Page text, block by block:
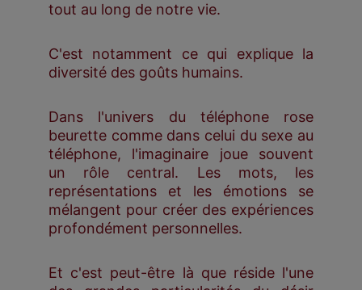
tout au long de notre vie.
C'est notamment ce qui explique la
diversité des goûts humains.
Dans l'univers du téléphone rose
beurette comme dans celui du sexe au
téléphone, l'imaginaire joue souvent
un rôle central. Les mots, les
représentations et les émotions se
mélangent pour créer des expériences
profondément personnelles.
Et c'est peut-être là que réside l'une